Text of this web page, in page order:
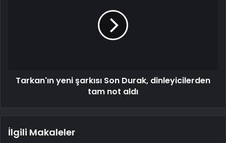
Tarkan'ın yeni şarkısı Son Durak, dinleyicilerden
tam not aldı
İlgili Makaleler